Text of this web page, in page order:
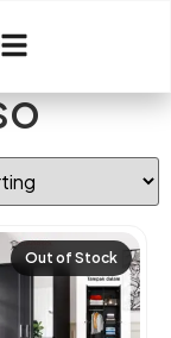
Out of Stock